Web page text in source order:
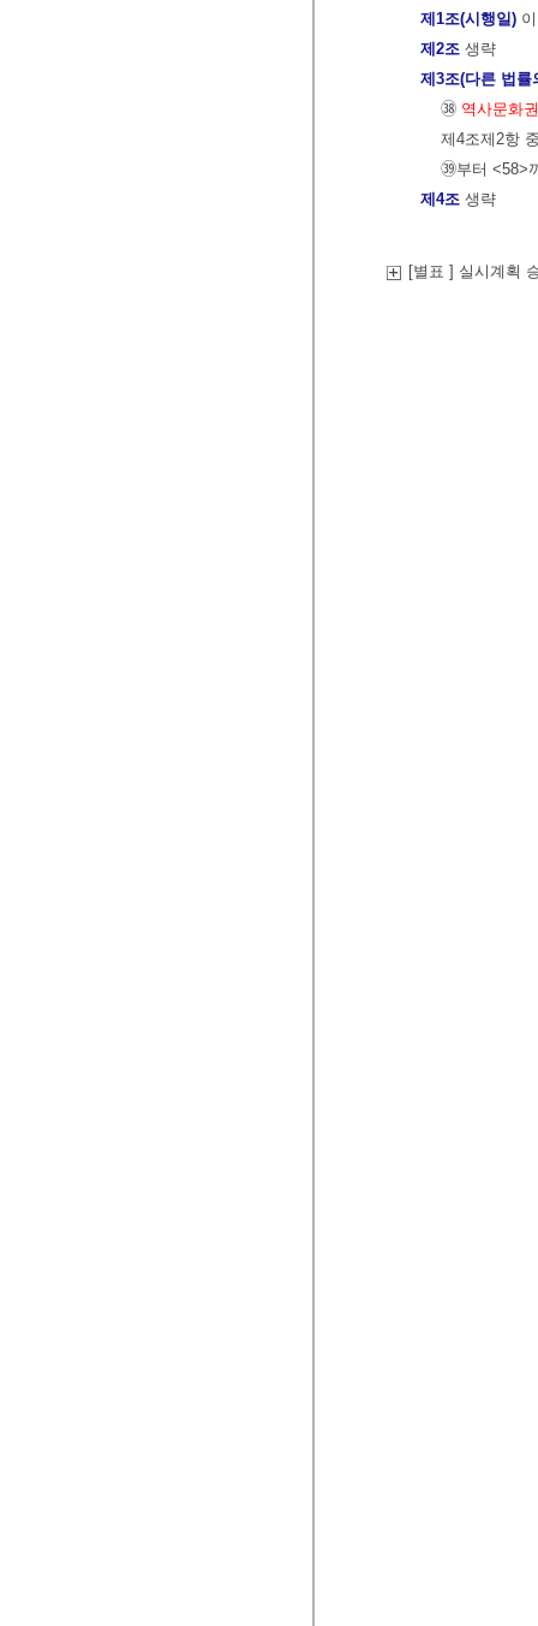
제1조(시행일)
제2조 생략
제3조(다른 법률
㊳ 역사문화
제4조제2항
㊴부터 <58>
제4조 생략
[별표 ] 실시계획